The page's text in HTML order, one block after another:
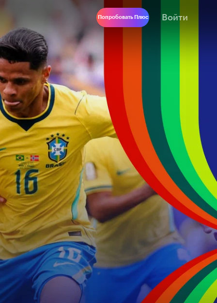
Попробовать Плюс Войти